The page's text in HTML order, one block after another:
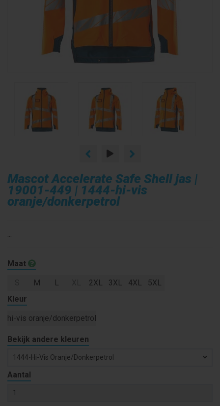
Mascot Accelerate Safe Shell jas |
19001-449 | 1444-hi-vis
oranje/donkerpetrol
Maat
M L 2XL 3XL 4XL
5XL
Kleur
hi-vis oranje/donkerpetrol
Bekijk andere kleuren
1444-Hi-Vis Oranje/donkerpetrol
Aantal